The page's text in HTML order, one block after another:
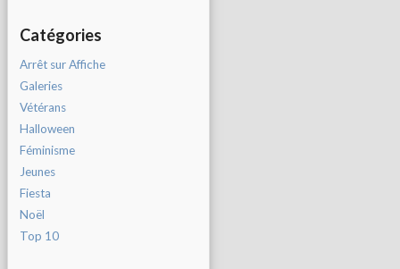
Catégories
Arrêt sur Affiche
Galeries
Vétérans
Halloween
Féminisme
Jeunes
Fiesta
Noël
Top 10